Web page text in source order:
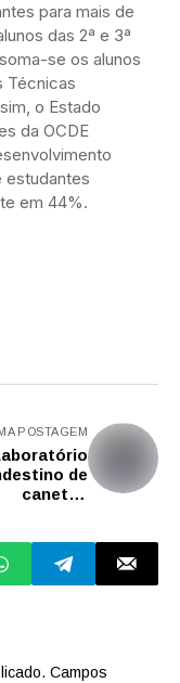
para mais de
das 2ª e 3ª
se os alunos
Técnicas
o Estado
da OCDE
estudantes
em 44%.
POSTAGEM
de
canetas
Campos